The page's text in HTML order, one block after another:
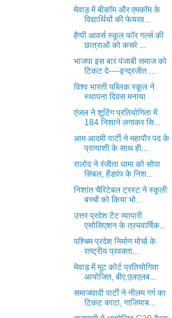
मेवाड़ में बीकॉम और एमकॉम के
विद्यार्थियों की फेयरव...
हैप्पी आवर्स स्कूल फॉर गर्ल्स की
छात्राओं को कचरे ...
भाजपा इस बार पंजाबी समाज को
टिकट दे----इन्द्रजीत ...
विश्व भारती पब्लिक स्कूल ने
स्थापना दिवस मनाया
एंजल ने शूटिंग प्रतियोगिता में
184 निशाने लगाकर सि...
आम आदमी पार्टी ने महापौर पद के
प्रत्याशी के साथ ही...
रालोद ने रंजीता धामा को सोपा
सिंबल, हैंडपंप के निश...
निशांत चैरिटेबल ट्रस्ट ने स्कूली
बच्चों को किया भो...
उत्तर प्रदेश टेंट व्यापारी
एसोसिएशन के त्रयवार्षिक...
पश्चिम प्रदेश निर्माण मोर्चा के
राष्ट्रीय प्रवक्ता...
मेवाड़ में मूट कोर्ट प्रतियोगिता
आयोजित, बीए.एलएलब...
समाजवादी पार्टी ने नीलम गर्ग का
टिकट काटा, गाजियाब...